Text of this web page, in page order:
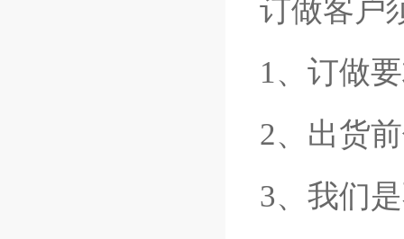
订做客户
1、订做
2、出货
3、我们